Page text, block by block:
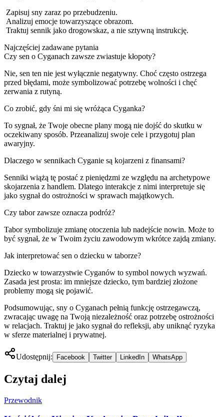
Zapisuj sny zaraz po przebudzeniu.
Analizuj emocje towarzyszące obrazom.
Traktuj sennik jako drogowskaz, a nie sztywną instrukcję.
Najczęściej zadawane pytania
Czy sen o Cyganach zawsze zwiastuje kłopoty?
Nie, sen ten nie jest wyłącznie negatywny. Choć często ostrzega
przed błędami, może symbolizować potrzebę wolności i chęć
zerwania z rutyną.
Co zrobić, gdy śni mi się wróżąca Cyganka?
To sygnał, że Twoje obecne plany mogą nie dojść do skutku w
oczekiwany sposób. Przeanalizuj swoje cele i przygotuj plan
awaryjny.
Dlaczego w sennikach Cyganie są kojarzeni z finansami?
Senniki wiążą tę postać z pieniędzmi ze względu na archetypowe
skojarzenia z handlem. Dlatego interakcje z nimi interpretuje się
jako sygnał do ostrożności w sprawach majątkowych.
Czy tabor zawsze oznacza podróż?
Tabor symbolizuje zmianę otoczenia lub nadejście nowin. Może to
być sygnał, że w Twoim życiu zawodowym wkrótce zajdą zmiany.
Jak interpretować sen o dziecku w taborze?
Dziecko w towarzystwie Cyganów to symbol nowych wyzwań.
Zasada jest prosta: im mniejsze dziecko, tym bardziej złożone
problemy mogą się pojawić.
Podsumowując, sny o Cyganach pełnią funkcję ostrzegawczą,
zwracając uwagę na Twoją niezależność oraz potrzebę ostrożności
w relacjach. Traktuj je jako sygnał do refleksji, aby uniknąć ryzyka
w sferze materialnej i prywatnej.
Udostępnij: Facebook Twitter LinkedIn WhatsApp
Czytaj dalej
Przewodnik